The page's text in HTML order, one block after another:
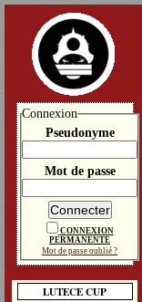
Connexion
Pseudonyme
Mot de passe
CONNEXION
PERMANENTE
Mot de passe oublié ?
LUTECE CUP